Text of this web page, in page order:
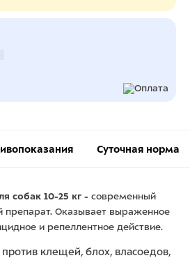
Суточная норма
собак 10-25 кг - современный
препарат. Оказывает выраженное
и репеллентное действие.
клещей, блох, власоедов,